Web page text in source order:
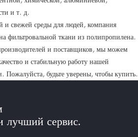
и т. д.
и свежей среды для людей, компания
фильтровальной ткани из полипропилена.
и поставщиков, мы можем
и стабильную работу нашей
Пожалуйста, будьте уверены, чтобы купить.
лучший сервис.